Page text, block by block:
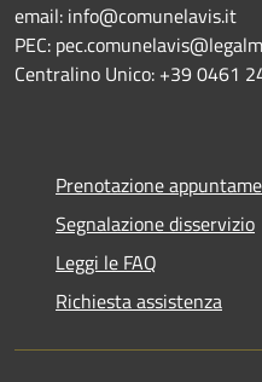
email: info@comunelavis.it
PEC:
Centralino Unico: +39 0461
Prenotazione
Segnalazione disservizio
Leggi le FAQ
Richiesta assistenza